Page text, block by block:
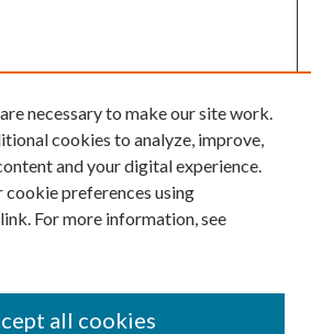
necessary to make our site work.
cookies to analyze, improve,
and your digital experience.
cookie preferences using
link. For more information, see
all cookies